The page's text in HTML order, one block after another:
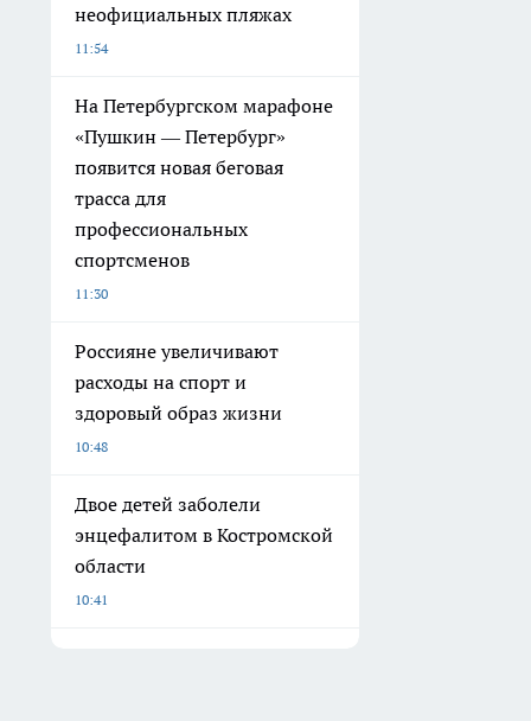
неофициальных пляжах
11:54
На Петербургском марафоне
«Пушкин — Петербург»
появится новая беговая
трасса для
профессиональных
спортсменов
11:30
Россияне увеличивают
расходы на спорт и
здоровый образ жизни
10:48
Двое детей заболели
энцефалитом в Костромской
области
10:41